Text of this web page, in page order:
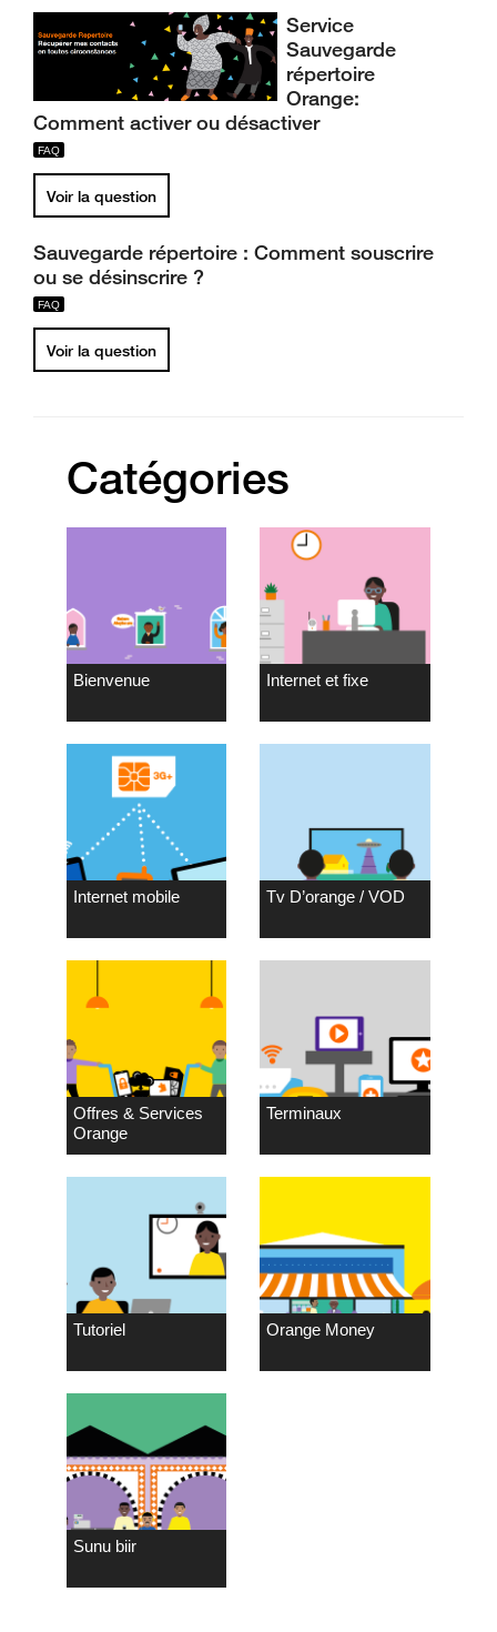
Service
Sauvegarde
répertoire
Orange:
Comment activer ou désactiver
Voir la question
Sauvegarde répertoire : Comment souscrire
ou se désinscrire ?
Voir la question
Catégories
Bienvenue Internet et fixe
Internet mobile Tv D’orange / VOD
Offres & Services
Orange
Terminaux
Tutoriel Orange Money
Sunu biir